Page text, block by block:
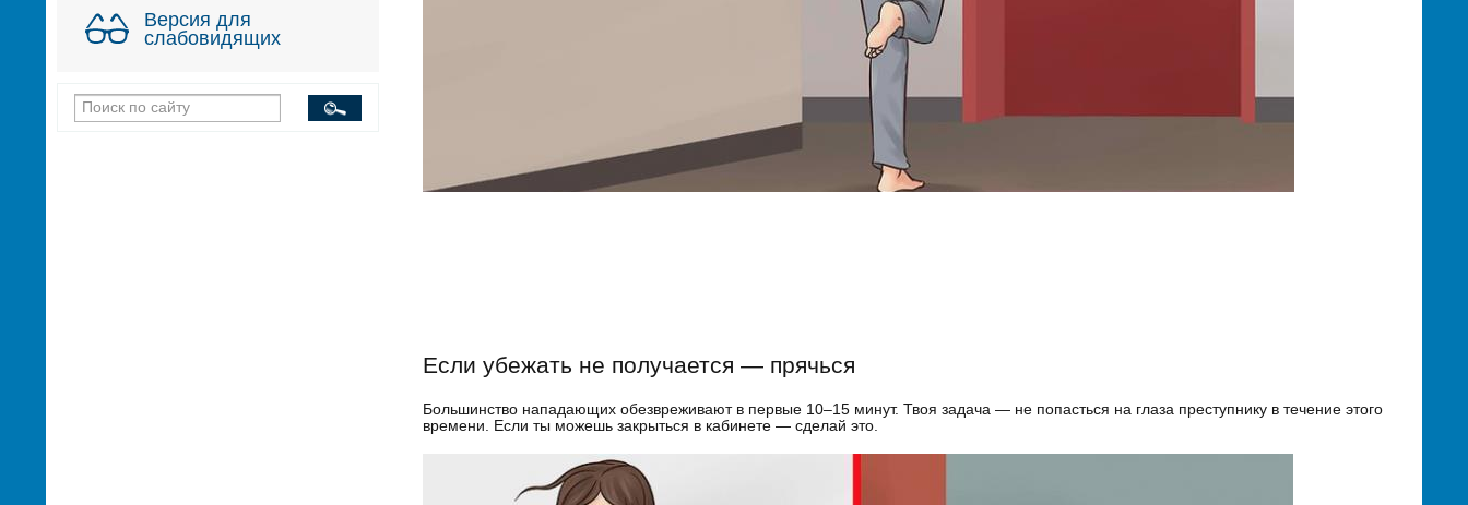
Версия для
слабовидящих
Если убежать не получается — прячься
Большинство нападающих обезвреживают в первые 10–15 минут. Твоя задача — не попасться на глаза преступнику в течение этого
времени. Если ты можешь закрыться в кабинете — сделай это.